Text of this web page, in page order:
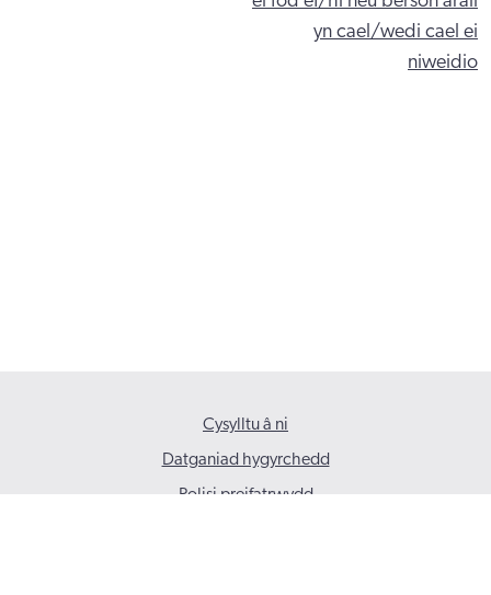
yn cael/wedi cael ei
niweidio
Cysylltu â ni
Datganiad hygyrchedd
Polisi preifatrwydd